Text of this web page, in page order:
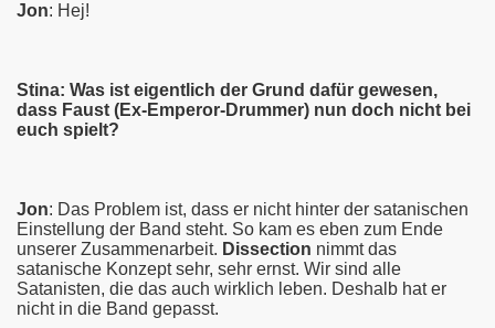
Jon: Hej!
Stina: Was ist eigentlich der Grund dafür gewesen,
dass Faust (Ex-Emperor-Drummer) nun doch nicht bei
euch spielt?
Jon: Das Problem ist, dass er nicht hinter der satanischen
Einstellung der Band steht. So kam es eben zum Ende
unserer Zusammenarbeit. Dissection nimmt das
satanische Konzept sehr, sehr ernst. Wir sind alle
Satanisten, die das auch wirklich leben. Deshalb hat er
nicht in die Band gepasst.